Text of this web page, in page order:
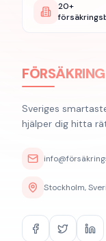
20+
Sveriges
hjälper dig hitta
Stockholm,